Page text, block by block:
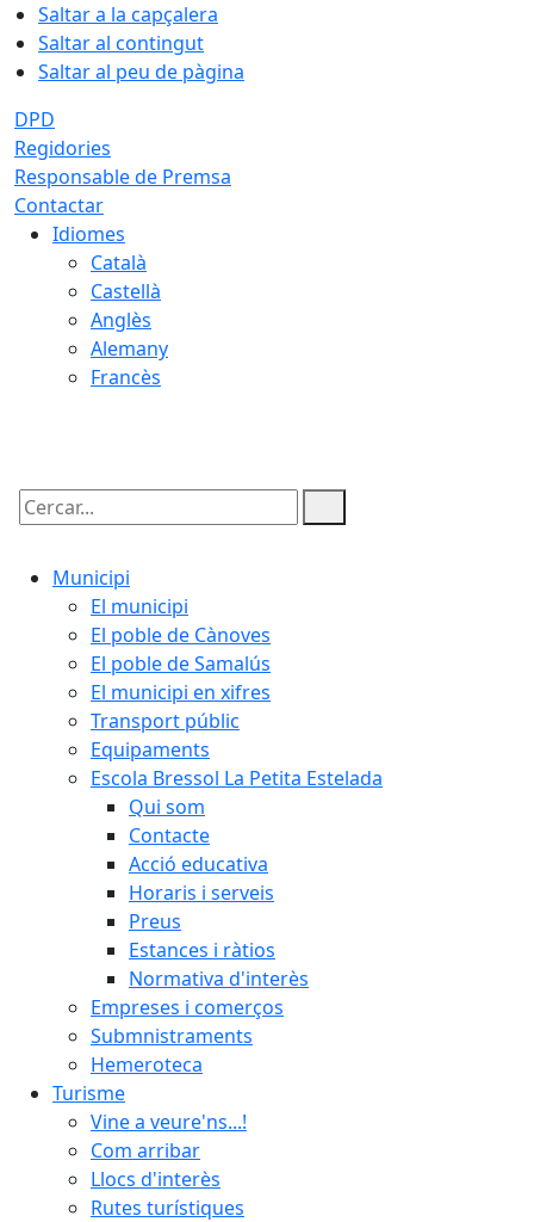
Saltar a la capçalera
Saltar al contingut
Saltar al peu de pàgina
DPD
Regidories
Responsable de Premsa
Contactar
Idiomes
Català
Castellà
Anglès
Alemany
Francès
Cercar:
Municipi
El municipi
El poble de Cànoves
El poble de Samalús
El municipi en xifres
Transport públic
Equipaments
Escola Bressol La Petita Estelada
Qui som
Contacte
Acció educativa
Horaris i serveis
Preus
Estances i ràtios
Normativa d'interès
Empreses i comerços
Submnistraments
Hemeroteca
Turisme
Vine a veure'ns...!
Com arribar
Llocs d'interès
Rutes turístiques